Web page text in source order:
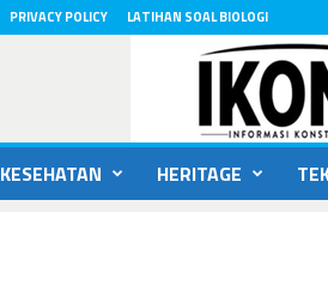
PRIVACY POLICY LATIHAN SOAL BIOLOGI
KESEHATAN HERITAGE